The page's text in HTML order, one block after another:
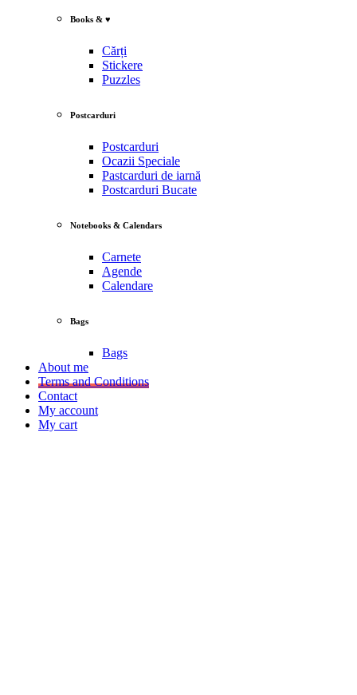
Books & ♥
Cărți
Stickere
Puzzles
Postcarduri
Postcarduri
Ocazii Speciale
Pastcarduri de iarnă
Postcarduri Bucate
Notebooks & Calendars
Carnete
Agende
Calendare
Bags
Bags
About me
Terms and Conditions
Contact
My account
My cart